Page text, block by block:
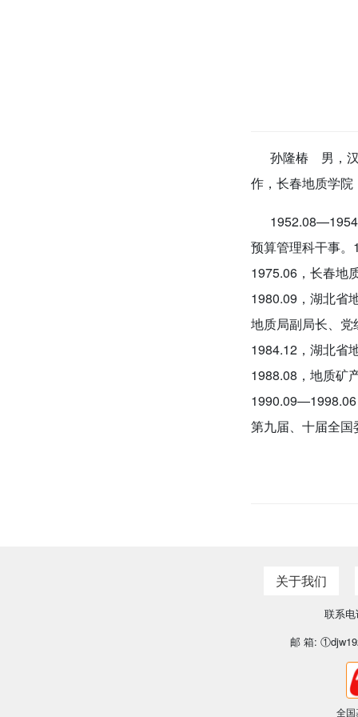
孙隆椿 男，汉
作，长春地质学
预算管理科干事
1975.06，长春地
1980.09，湖北省
地质局副局长、
1984.12，湖北省
1988.08，地质矿
第九届、十届全
关于我们
联系
邮 箱:
全